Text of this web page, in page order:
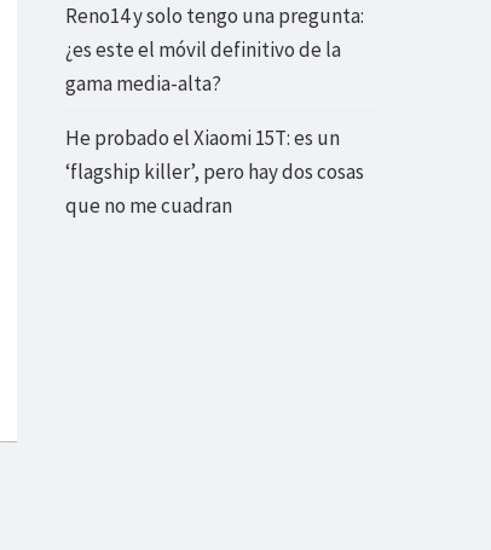
Reno14 y solo tengo una pregunta:
¿es este el móvil definitivo de la
gama media-alta?
He probado el Xiaomi 15T: es un
‘flagship killer’, pero hay dos cosas
que no me cuadran